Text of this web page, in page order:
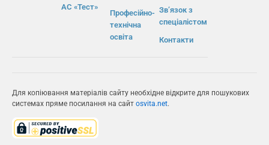
АС «Тест»
Професійно-
технічна
освіта
Зв’язок з
спеціалістом
Контакти
Для копіювання матеріалів сайту необхідне відкрите для пошукових
системах пряме посилання на сайт osvita.net.